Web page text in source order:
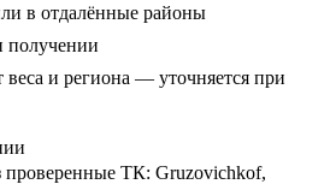
в отдалённые районы
получении
и региона — уточняется при
ТК: Gruzovichkof,